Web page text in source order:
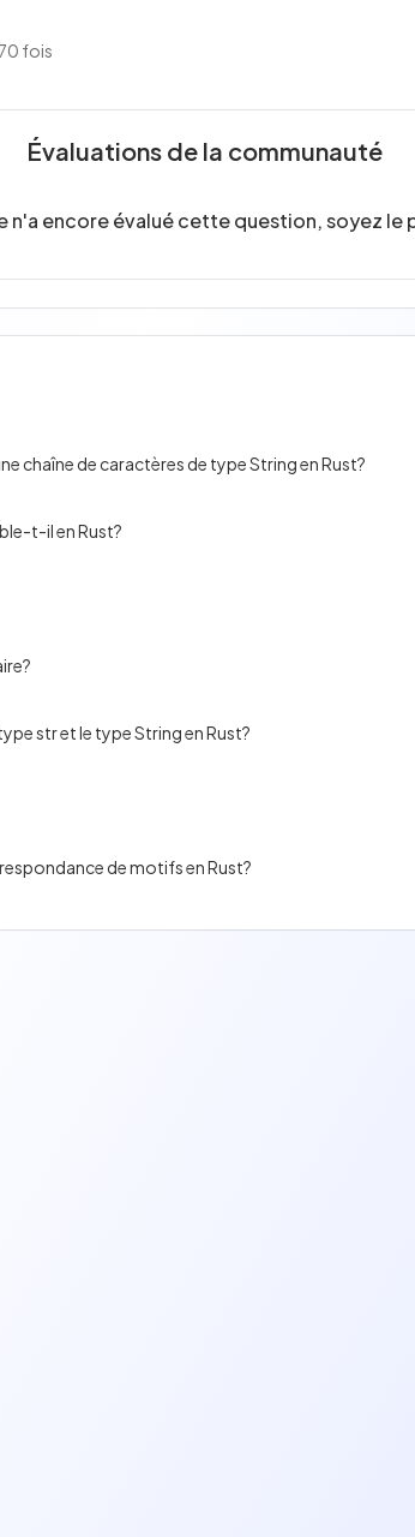
fois
Évaluations de la communauté
n'a encore évalué cette question, soyez le
chaîne de caractères de type String en Rust?
t-il en Rust?
str et le type String en Rust?
de motifs en Rust?